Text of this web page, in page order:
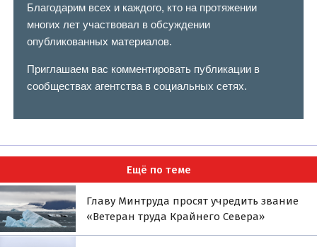
Благодарим всех и каждого, кто на протяжении
многих лет участвовал в обсуждении
опубликованных материалов.
Приглашаем вас комментировать публикации в
сообществах агентства в социальных сетях.
Ещё по теме
Главу Минтруда просят учредить звание
«Ветеран труда Крайнего Севера»